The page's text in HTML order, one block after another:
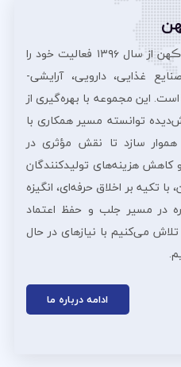
شرڪت بازرگانی رهروان تجارت ڪهن از سال ۱۳۹۶ فعالیت خود را
غذایی، دارویی، آرایشی‌-
این مجموعه با بهره‌گیری از
توانسته مسیر همکاری با
هموار سازد تا نقش مؤثری در
کاهش هزینه‌های تولیدکنندگان
با تکیه بر اخلاق حرفه‌ای، انگیزه
در مسیر جلب و حفظ اعتماد
تلاش می‌کنیم با نیازهای در حال
ادامه درباره ما